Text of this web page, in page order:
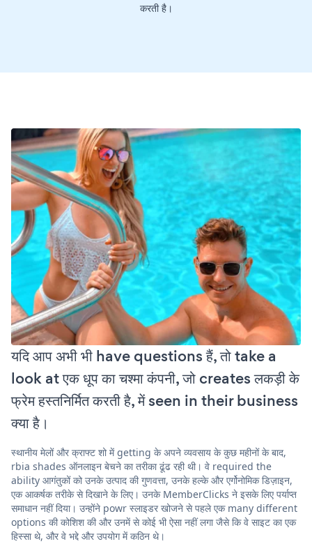
करती है।
यदि आप अभी भी have questions हैं, तो take a
look at एक धूप का चश्मा कंपनी, जो creates लकड़ी के
फ्रेम हस्तनिर्मित करती है, में seen in their business
क्या है।
स्थानीय मेलों और क्राफ्ट शो में getting के अपने व्यवसाय के कुछ महीनों के बाद,
rbia shades ऑनलाइन बेचने का तरीका ढूंढ रही थी। वे required the
ability आगंतुकों को उनके उत्पाद की गुणवत्ता, उनके हल्के और एर्गोनोमिक डिज़ाइन,
एक आकर्षक तरीके से दिखाने के लिए। उनके MemberClicks ने इसके लिए पर्याप्त
समाधान नहीं दिया। उन्होंने powr स्लाइडर खोजने से पहले एक many different
options की कोशिश की और उनमें से कोई भी ऐसा नहीं लगा जैसे कि वे साइट का एक
हिस्सा थे, और वे भद्दे और उपयोग में कठिन थे।